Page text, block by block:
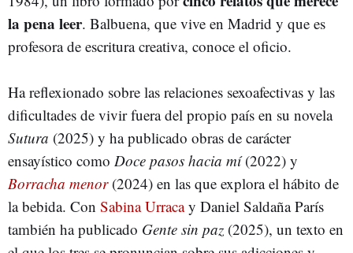
la pena leer. Balbuena, que vive en Madrid y que es
profesora de escritura creativa, conoce el oficio.
Ha reflexionado sobre las relaciones sexoafectivas y las
dificultades de vivir fuera del propio país en su novela
Sutura (2025) y ha publicado obras de carácter
ensayístico como Doce pasos hacia mí(2022) y
Borracha menor (2024) en las que explora el hábito de
la bebida. Con Sabina Urracay Daniel Saldaña París
también ha publicado Gente sin paz (2025), un texto en